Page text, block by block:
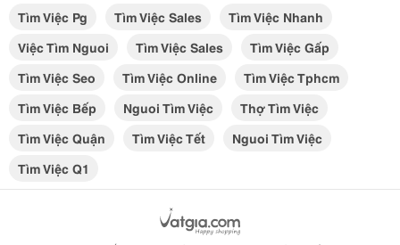
Tìm Việc Pg
Tìm Việc Sales
Tìm Việc Nhanh
Việc Tìm Nguoi
Tìm Việc Sales
Tìm Việc Gấp
Tìm Việc Seo
Tìm Việc Online
Tìm Việc Tphcm
Tìm Việc Bếp
Nguoi Tìm Việc
Thợ Tìm Việc
Tìm Việc Quận
Tìm Việc Tết
Nguoi Tìm Việc
Tìm Việc Q1